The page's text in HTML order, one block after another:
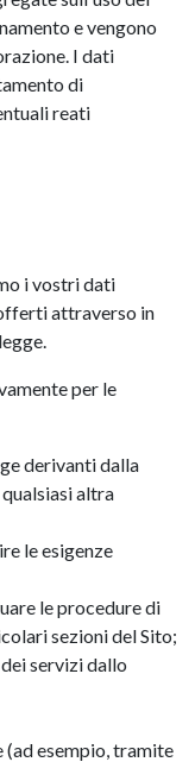
e vengono
I dati
di
reati
i vostri dati
attraverso in
per le
derivanti dalla
altra
le esigenze
le procedure di
sezioni del Sito;
servizi dallo
esempio, tramite